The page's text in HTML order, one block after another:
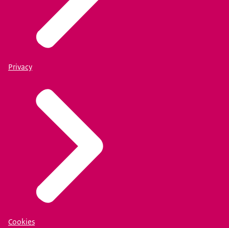
Privacy
Cookies